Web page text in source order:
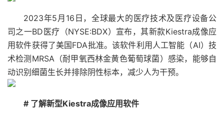
2023年5月16日，全球最大的医疗技术及医疗设备公
司之一BD医疗（NYSE:BDX）宣布，其新款Kiestra成像应
用软件获得了美国FDA批准。该软件利用人工智能（AI）技
术检测MRSA（耐甲氧西林金黄色葡萄球菌）感染，能够自
动识别细菌生长并排除阴性标本，减少人为干预。
# 了解新型Kiestra成像应用软件